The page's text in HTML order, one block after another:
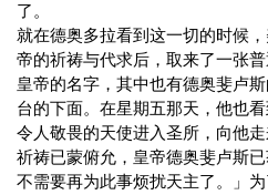
了。
就在德奥多拉看到这一切的时候
帝的祈祷与代求后，取来了一张
皇帝的名字，其中也有德奥斐卢
台的下面。在星期五那天，他也
令人敬畏的天使进入圣所，向他
祈祷已蒙俯允，皇帝德奥斐卢斯
不需要再为此事烦扰天主了。」